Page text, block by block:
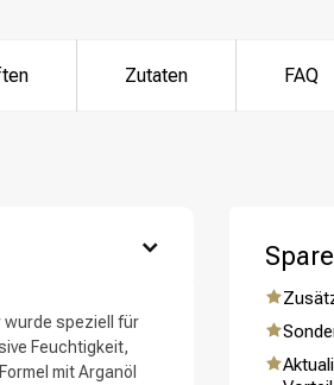
Zutaten FAQ
wurde speziell für
Feuchtigkeit,
mit Arganöl